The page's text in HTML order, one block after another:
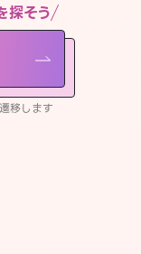
探そう
移します